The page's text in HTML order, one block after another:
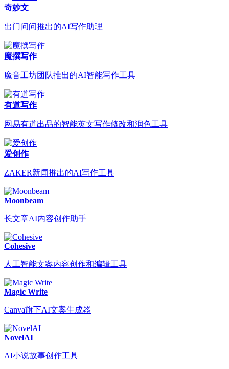
奇妙文
出门问问推出的AI写作助理
魔撰写作
魔音工坊团队推出的AI智能写作工具
有道写作
网易有道出品的智能英文写作修改和润色工具
爱创作
ZAKER新闻推出的AI写作工具
Moonbeam
长文章AI内容创作助手
Cohesive
人工智能文案内容创作和编辑工具
Magic Write
Canva旗下AI文案生成器
NovelAI
AI小说故事创作工具